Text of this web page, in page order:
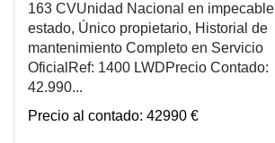
163 CVUnidad Nacional en impecable
estado, Único propietario, Historial de
mantenimiento Completo en Servicio
OficialRef: 1400 LWDPrecio Contado:
42.990...
42990 €